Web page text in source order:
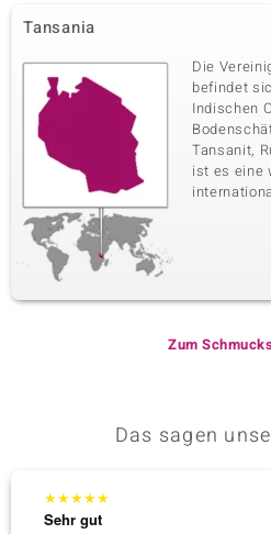
Tansania
Die
befindet
Indischen
Tansanit,
ist es eine
Zum
Das sagen
★★★★★
Sehr gut